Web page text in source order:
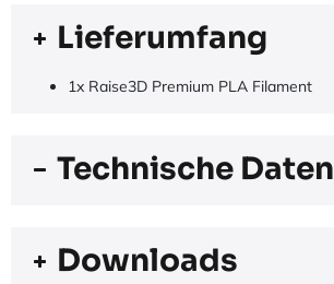
Lieferumfang
1x Raise3D Premium PLA Filament
Technische Daten
Downloads